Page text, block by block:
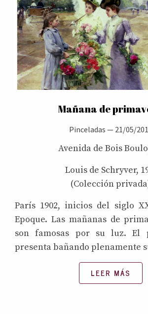
Mañana de
Pinceladas — 21/05/
Avenida de Bois
Louis de Schryver,
(Colección
París 1902, inicios del siglo
Epoque. Las mañanas de
son famosas por su luz. El
presenta bañando plenamente
LEER MÁS